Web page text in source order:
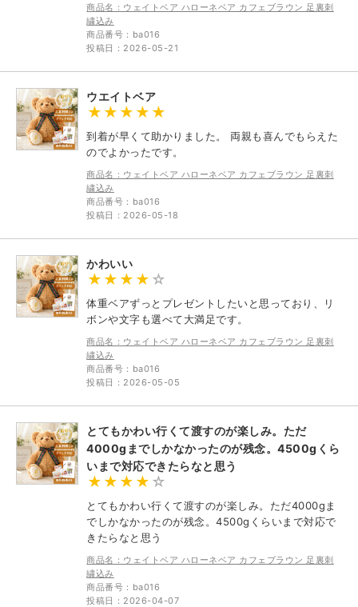
商品名：ウェイトベア ハローネベア カフェブラウン 足裏刺
繍込み
商品番号：ba016
投稿日：2026-05-21
ウエイトベア
到着が早くて助かりました。 両親も喜んでもらえた
のでよかったです。
商品名：ウェイトベア ハローネベア カフェブラウン 足裏刺
繍込み
商品番号：ba016
投稿日：2026-05-18
かわいい
体重ベアずっとプレゼントしたいと思っており、リ
ボンや文字も選べて大満足です。
商品名：ウェイトベア ハローネベア カフェブラウン 足裏刺
繍込み
商品番号：ba016
投稿日：2026-05-05
とてもかわい行くて渡すのが楽しみ。ただ
4000gまでしかなかったのが残念。4500gくら
いまで対応できたらなと思う
とてもかわい行くて渡すのが楽しみ。ただ4000gま
でしかなかったのが残念。4500gくらいまで対応で
きたらなと思う
商品名：ウェイトベア ハローネベア カフェブラウン 足裏刺
繍込み
商品番号：ba016
投稿日：2026-04-07